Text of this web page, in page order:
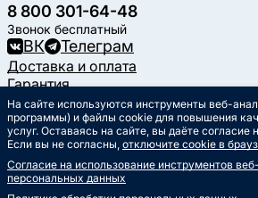
8 800 301-64-48
Звонок бесплатный
ВК Телеграм
Доставка и оплата
Гарантия
Контакты
Статьи
Музыкальный календарь
Документы
Публичная оферта
Политика обработки
На сайте используются инструменты веб-
программы) и файлы cookie для повышения
услуг. Оставаясь на сайте, вы даёте согласие
Если вы не согласны, отключите cookie в
Согласие на использование инструментов
персональных данных